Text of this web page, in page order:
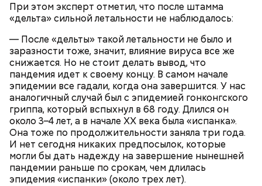
При этом эксперт отметил, что после штамма
«дельта» сильной летальности не наблюдалось:
— После «дельты» такой летальности не было и
заразности тоже, значит, влияние вируса все же
снижается. Но не стоит делать вывод, что
пандемия идет к своему концу. В самом начале
эпидемии все гадали, когда она завершится. У нас
аналогичный случай был с эпидемией гонконгского
гриппа, который вспыхнул в 68 году. Длился он
около 3–4 лет, а в начале XX века была «испанка».
Она тоже по продолжительности заняла три года.
И нет сегодня никаких предпосылок, которые
могли бы дать надежду на завершение нынешней
пандемии раньше по срокам, чем длилась
эпидемия «испанки» (около трех лет).
нужно застыть на месте и не двигаться;
нельзя ни в коем случае махать руками;
не стоит пытаться «поймать» молнию или
потрогать, особенно металлическими
предметами.
После получения предельно допустимой дозы
радиации Макеева вывели из 30-километровой
зоны отчуждения, где он до 3 мая проверял на
уровень радиационной зараженности
автотранспорт.